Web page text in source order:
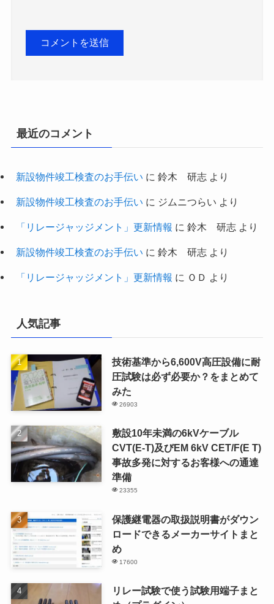
最近のコメント
新設物件竣工検査のお手伝い に 鈴木 研志より
新設物件竣工検査のお手伝い に ジムニつらい より
「リレージャッジメント」更新情報 に 鈴木 研志より
新設物件竣工検査のお手伝い に 鈴木 研志より
「リレージャッジメント」更新情報 に ＯＤ より
人気記事
技術基準から6,600V高圧設備に耐
圧試験は必ず必要か？をまとめて
みた
26903
敷設10年未満の6kVケーブル
CVT(E-T)及びEM 6kV CET/F(E T)
事故多発に対するお客様への通達
準備
23355
保護継電器の取扱説明書がダウン
ロードできるメーカーサイトまと
め
17600
リレー試験で使う試験用端子まと